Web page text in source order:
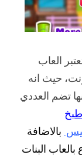
العاب
حيث انه
تضم العددي
بالاضافة
البنات